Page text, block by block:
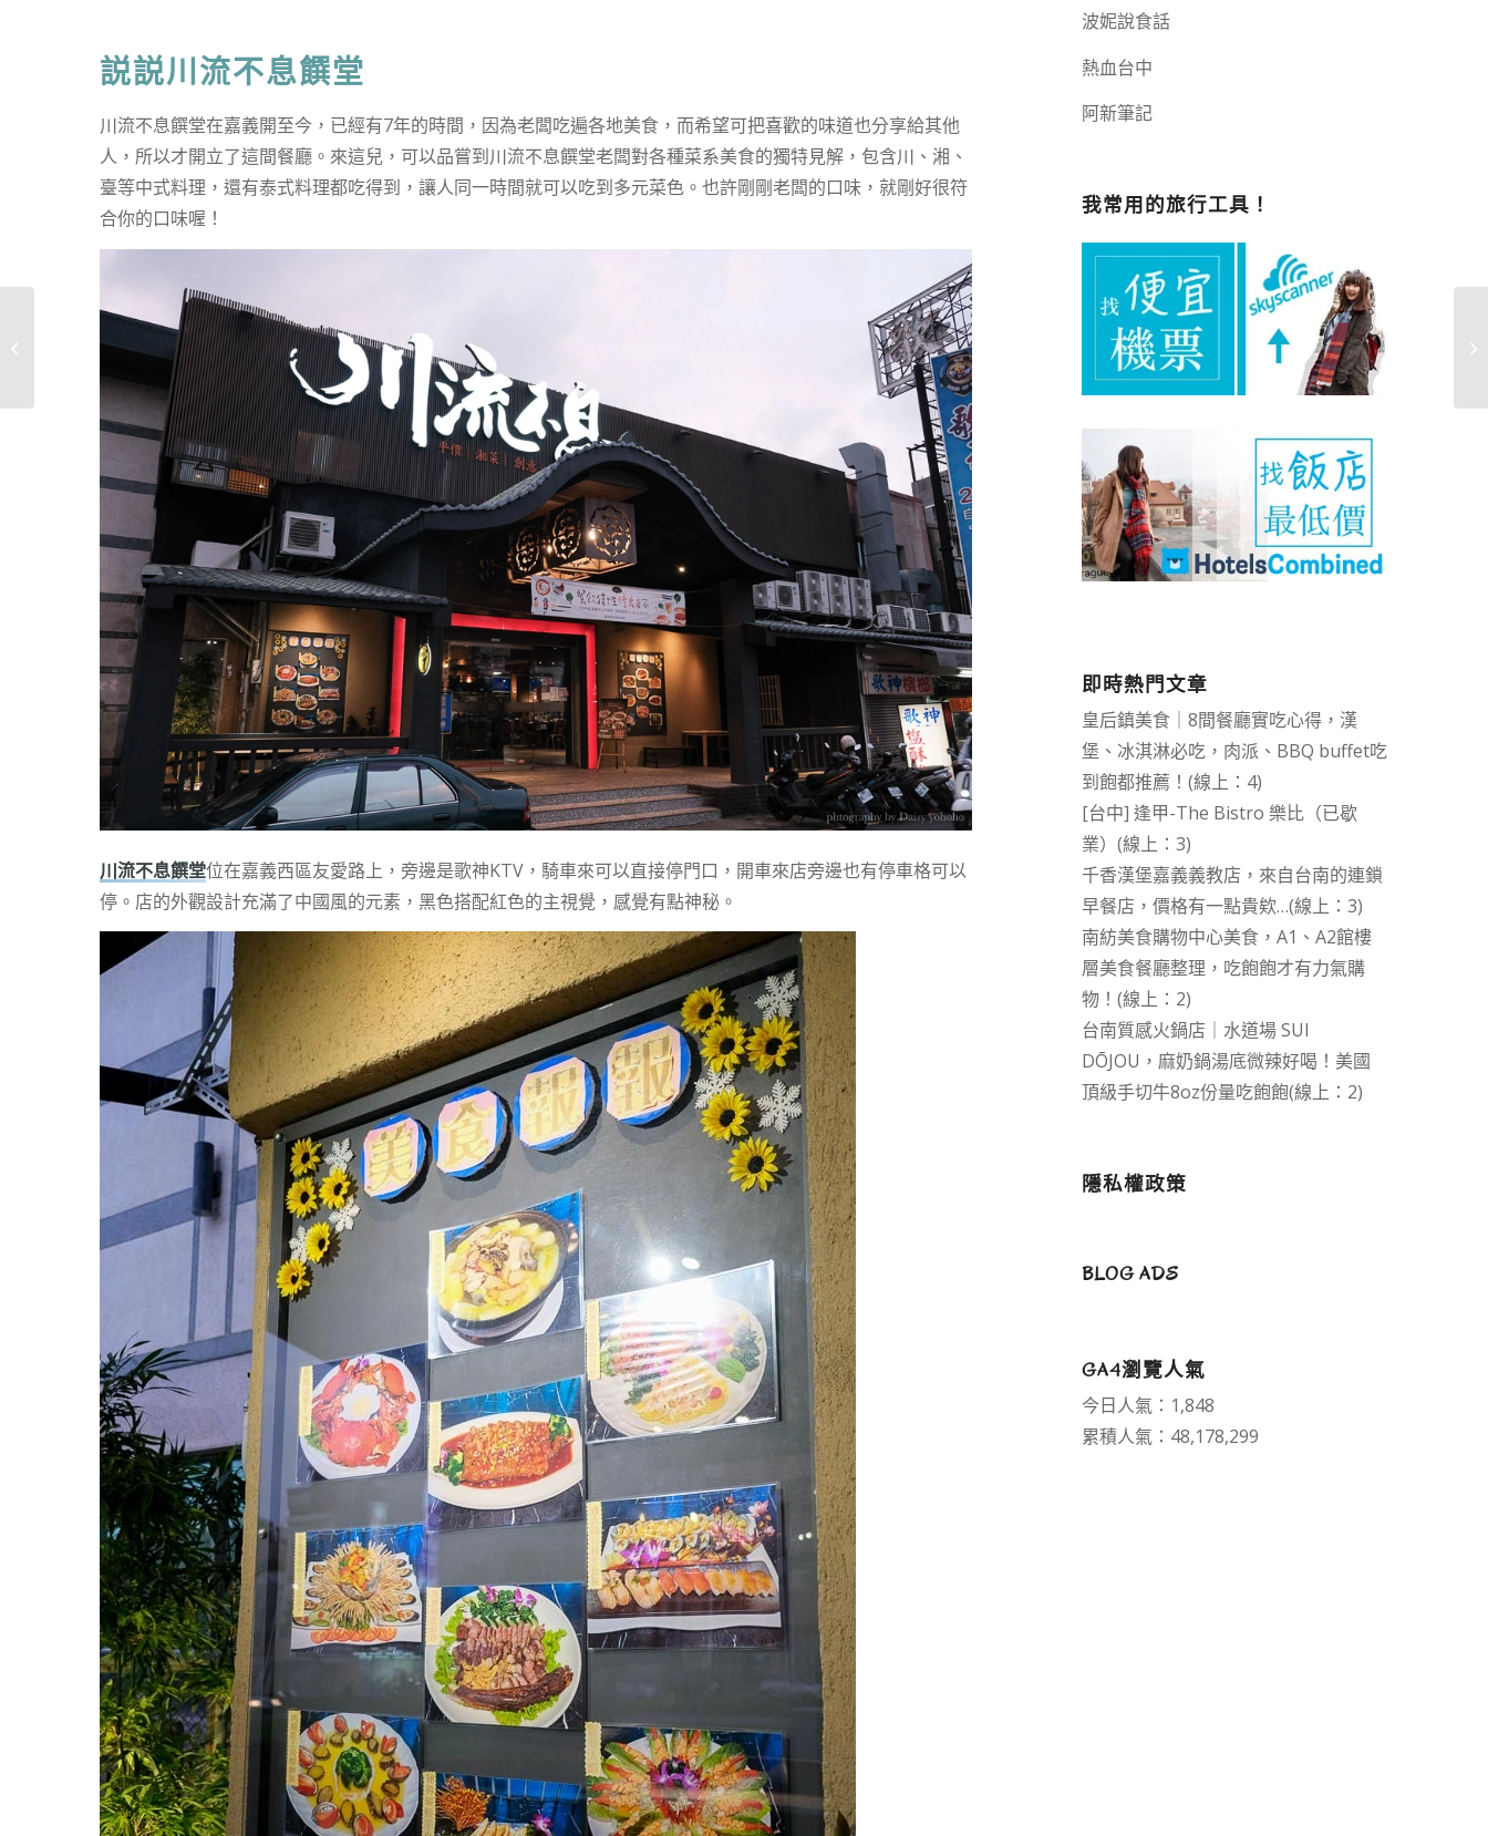
説説川流不息饌堂
川流不息饌堂在嘉義開至今，已經有7年的時間，因為老闆吃遍各地美食，而希望可把喜歡的味道也分享給其他
人，所以才開立了這間餐廳。來這兒，可以品嘗到川流不息饌堂老闆對各種菜系美食的獨特見解，包含川、湘、
臺等中式料理，還有泰式料理都吃得到，讓人同一時間就可以吃到多元菜色。也許剛剛老闆的口味，就剛好很符
合你的口味喔！
川流不息饌堂位在嘉義西區友愛路上，旁邊是歌神KTV，騎車來可以直接停門口，開車來店旁邊也有停車格可以
停。店的外觀設計充滿了中國風的元素，黑色搭配紅色的主視覺，感覺有點神秘。
波妮說食話
熱血台中
阿新筆記嘉義+1 | 嘉義加一
我常用的旅行工具！
即時熱門文章
皇后鎮美食｜8間餐廳實吃心得，漢
堡、冰淇淋必吃，肉派、BBQ buffet吃
到飽都推薦！(線上：4)
[台中] 逢甲-The Bistro 樂比（已歇
業）(線上：3)
千香漢堡嘉義義教店，來自台南的連鎖
早餐店，價格有一點貴欸…(線上：3)
南紡美食購物中心美食，A1、A2館樓
層美食餐廳整理，吃飽飽才有力氣購
物！(線上：2)
台南質感火鍋店｜水道場 SUI
DŌJOU，麻奶鍋湯底微辣好喝！美國
頂級手切牛8oz份量吃飽飽(線上：2)
隱私權政策
BLOG ADS
GA4瀏覽人氣
今日人氣：1,848
累積人氣：48,178,299
Vita Codes 穀豆植物蛋
白｜一包有20g蛋白質，